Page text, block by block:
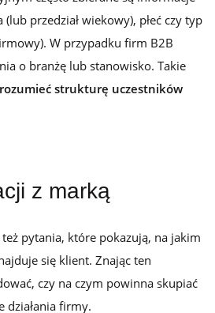
przedział wiekowy), płeć czy typ
W przypadku firm B2B
o branżę lub stanowisko. Takie
strukturę uczestników
z marką
pytania, które pokazują, na jakim
się klient. Znając ten
czy na czym powinna skupiać
działania firmy.